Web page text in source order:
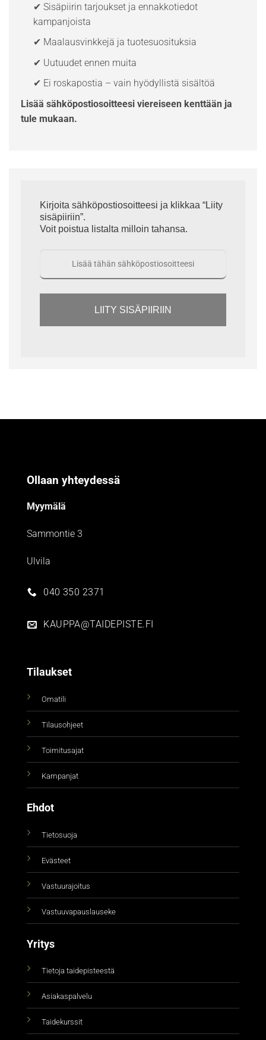
✔ Sisäpiirin tarjoukset ja ennakkotiedot
kampanjoista
✔ Maalausvinkkejä ja tuotesuosituksia
✔ Uutuudet ennen muita
✔ Ei roskapostia – vain hyödyllistä sisältöä
Lisää sähköpostiosoitteesi viereiseen kenttään ja
tule mukaan.
Kirjoita sähköpostiosoitteesi ja klikkaa “Liity
sisäpiiriin”.
Voit poistua listalta milloin tahansa.
LIITY SISÄPIIRIIN
Ollaan yhteydessä
Myymälä
Sammontie 3
Ulvila
040 350 2371
KAUPPA@TAIDEPISTE.FI
Tilaukset
Omatili
Tilausohjeet
Toimitusajat
Kampanjat
Ehdot
Tietosuoja
Evästeet
Vastuurajoitus
Vastuuvapauslauseke
Yritys
Tietoja taidepisteestä
Asiakaspalvelu
Taidekurssit